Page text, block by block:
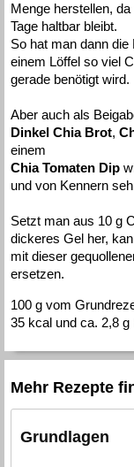
Menge herstellen,
Tage haltbar bleibt.
So hat man dann
einem Löffel so viel
gerade benötigt wird.
Aber auch als
Dinkel Chia Brot,
einem
Chia Tomaten Dip
und von Kennern
Setzt man aus 10 g
dickeres Gel her,
mit dieser
ersetzen.
100 g vom
35 kcal und ca. 2,8 g
Mehr Rezepte
Grundlagen